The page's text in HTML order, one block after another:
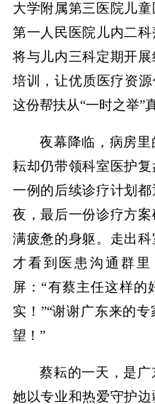
大学附属第三医院儿
第一人民医院儿内二
将与儿内三科定期开
培训，让优质医疗资
这份帮扶从“一时之举”
夜幕降临，病房
耘却仍带领科室医护
一例的后续诊疗计划
夜，最后一份诊疗方
满疲惫的身躯。走出
才看到医患沟通群
屏：“有蔡主任这样的
实！”“谢谢广东来的
望！”
蔡耘的一天，是广
她以专业和热爱守护